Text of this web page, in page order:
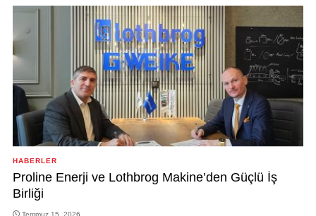
HABERLER
Proline Enerji ve Lothbrog Makine’den Güçlü İş
Birliği
Temmuz 15, 2026